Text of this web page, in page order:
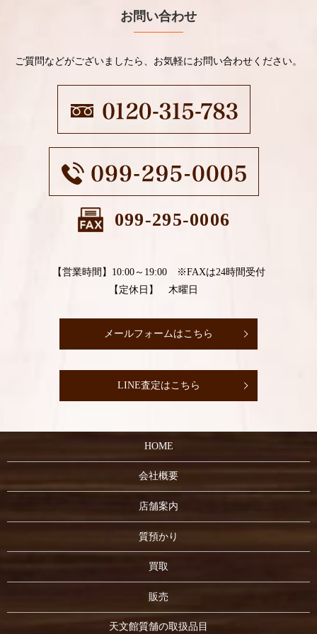
お問い合わせ
ご質問などがございましたら、お気軽にお問い合わせください。
099-295-0006
【営業時間】10:00～19:00 ※FAXは24時間受付
【定休日】 木曜日
メールフォームはこちら
LINE査定はこちら
HOME
会社概要
店舗案内
質預かり
買取
販売
天文館質舗の取扱品目